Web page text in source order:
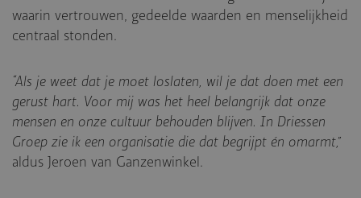
waarin vertrouwen, gedeelde waarden en menselijkheid
centraal stonden.
“Als je weet dat je moet loslaten, wil je dat doen met een
gerust hart. Voor mij was het heel belangrijk dat onze
mensen en onze cultuur behouden blijven. In Driessen
Groep zie ik een organisatie die dat begrijpt én omarmt,”
aldus Jeroen van Ganzenwinkel.